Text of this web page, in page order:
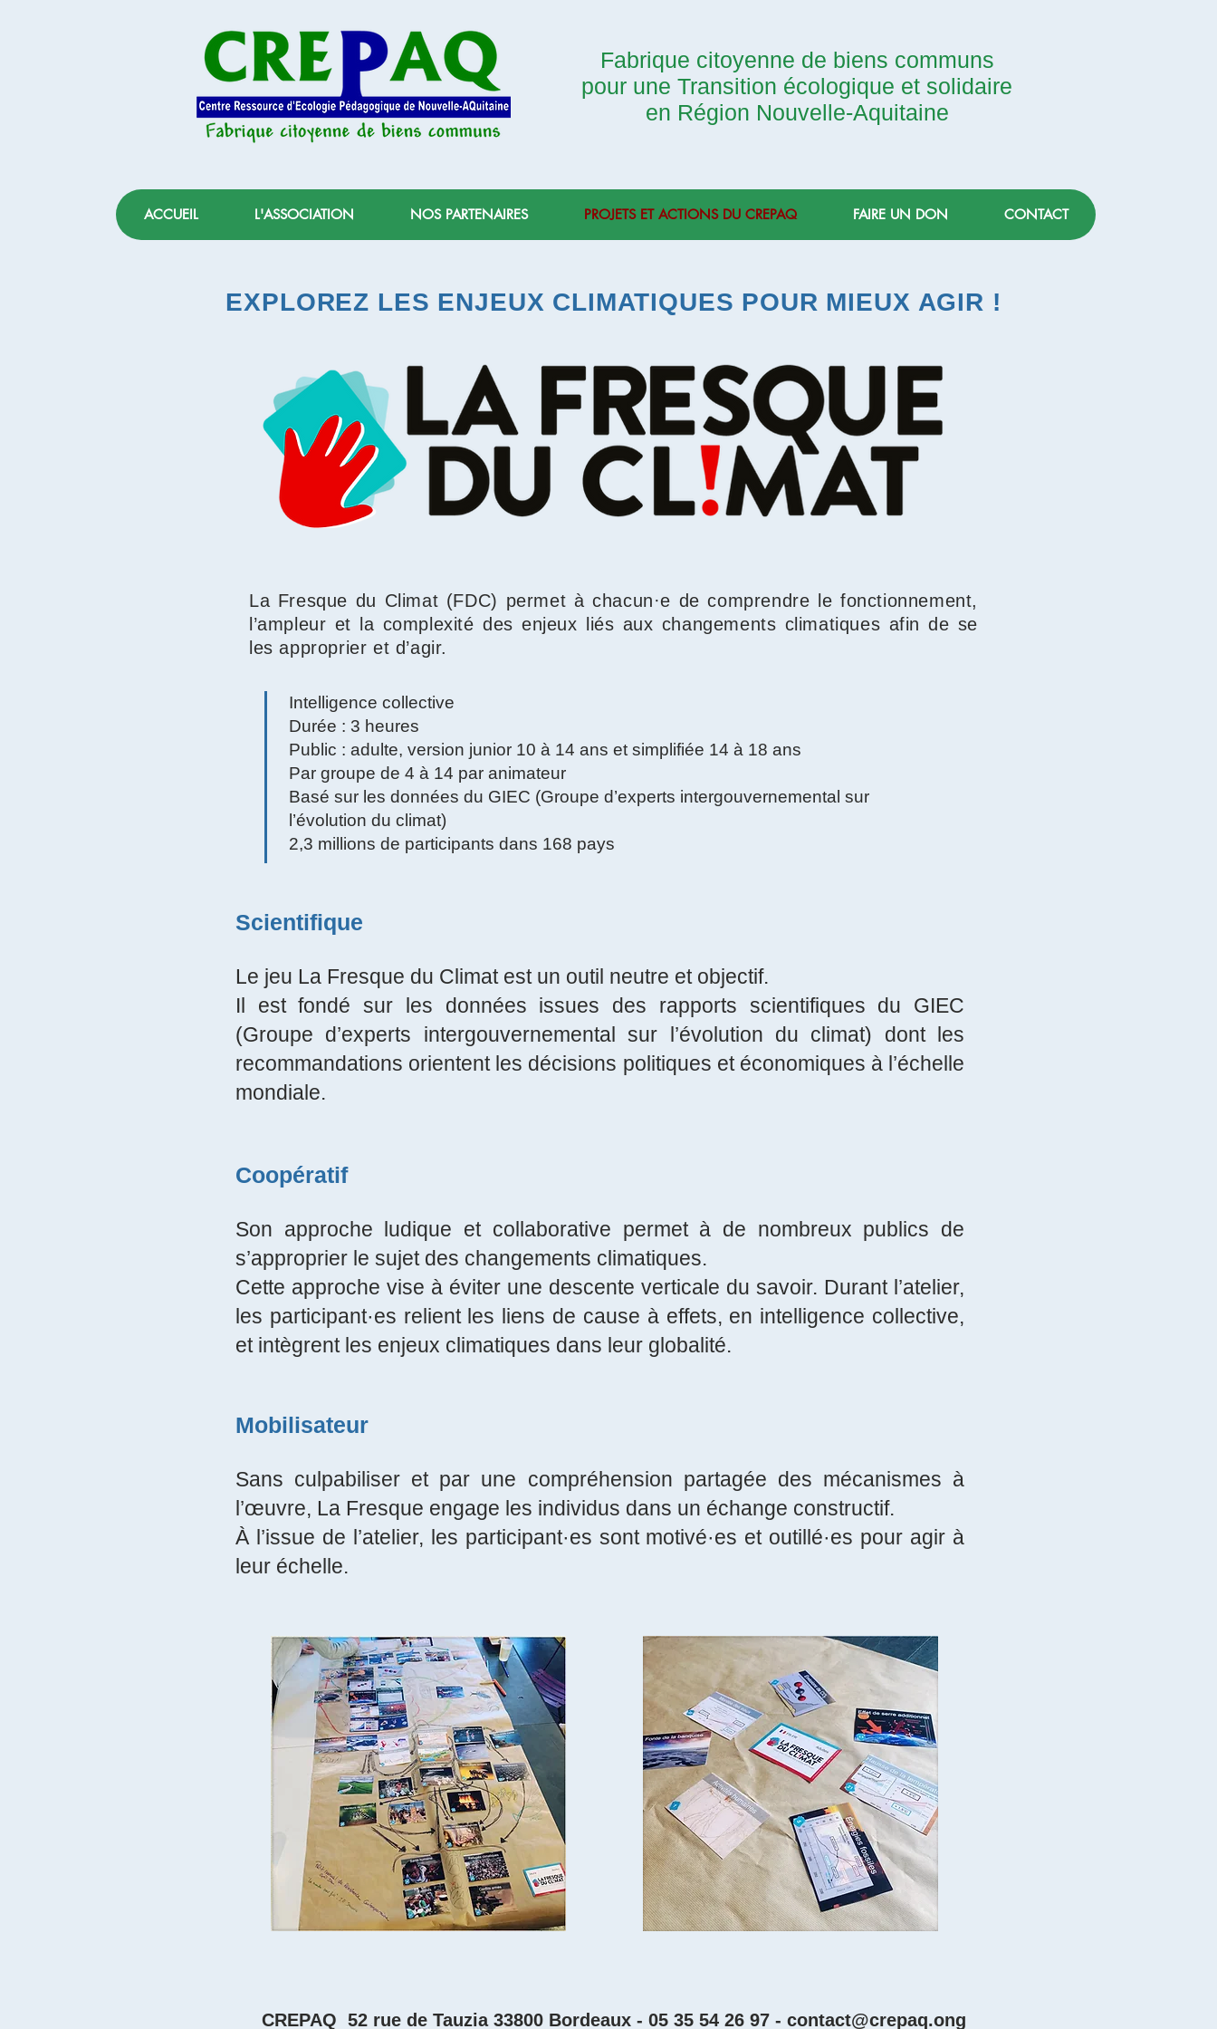
Fabrique citoyenne de biens communs
pour une Transition écologique et solidaire
en Région Nouvelle-Aquitaine
ACCUEIL L'ASSOCIATION NOS PARTENAIRES PROJETS ET ACTIONS DU CREPAQ FAIRE UN DON CONTACT
EXPLOREZ LES ENJEUX CLIMATIQUES POUR MIEUX AGIR !
La Fresque du Climat (FDC) permet à chacun·e de comprendre le fonctionnement,
l’ampleur et la complexité des enjeux liés aux changements climatiques afin de se
les approprier et d’agir.
Intelligence collective
Durée : 3 heures
Public : adulte, version junior 10 à 14 ans et simplifiée 14 à 18 ans
Par groupe de 4 à 14 par animateur
Basé sur les données du GIEC (Groupe d’experts intergouvernemental sur
l’évolution du climat)
2,3 millions de participants dans 168 pays
Scientifique
Le jeu La Fresque du Climat est un outil neutre et objectif.
Il est fondé sur les données issues des rapports scientifiques du GIEC
(Groupe d’experts intergouvernemental sur l’évolution du climat) dont les
recommandations orientent les décisions politiques et économiques à l’échelle
mondiale.
Coopératif
Son approche ludique et collaborative permet à de nombreux publics de
s’approprier le sujet des changements climatiques.
Cette approche vise à éviter une descente verticale du savoir. Durant l’atelier,
les participant·es relient les liens de cause à effets, en intelligence collective,
et intègrent les enjeux climatiques dans leur globalité.
Mobilisateur
Sans culpabiliser et par une compréhension partagée des mécanismes à
l’œuvre, La Fresque engage les individus dans un échange constructif.
À l’issue de l’atelier, les participant·es sont motivé·es et outillé·es pour agir à
leur échelle.
CREPAQ 52 rue de Tauzia 33800 Bordeaux - 05 35 54 26 97 - contact@crepaq.ong